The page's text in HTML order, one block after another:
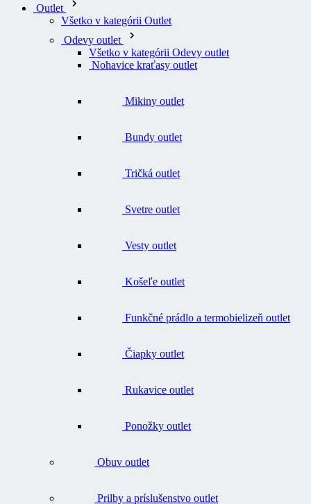
Outlet
Všetko v kategórii Outlet
Odevy outlet
Všetko v kategórii Odevy outlet
Nohavice kraťasy outlet